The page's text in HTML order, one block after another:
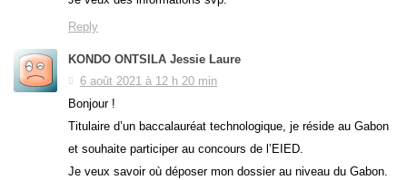
Reply
KONDO ONTSILA Jessie Laure
6 août 2021 à 12 h 20 min
Bonjour !
Titulaire d’un baccalauréat technologique, je réside au Gabon
et souhaite participer au concours de l’EIED.
Je veux savoir où déposer mon dossier au niveau du Gabon.